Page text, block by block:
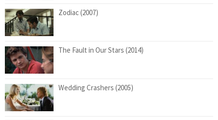
Zodiac (2007)
The Fault in Our Stars (2014)
Wedding Crashers (2005)